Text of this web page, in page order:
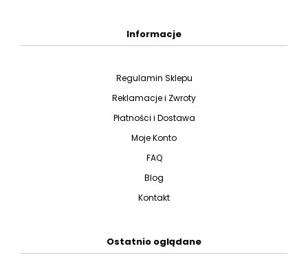
Informacje
Regulamin Sklepu
Reklamacje i Zwroty
Płatności i Dostawa
Moje Konto
FAQ
Blog
Kontakt
Ostatnio oglądane